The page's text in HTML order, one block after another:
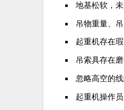
地基松软，
吊物重量、
起重机存在
吊索具存在
忽略高空的
起重机操作